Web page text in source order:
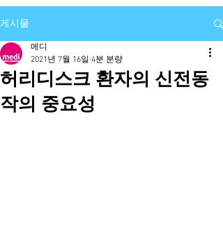
게시물
허리디스크 환자의 신전동
작의 중요성
메디
2021년 7월 16일 4분 분량